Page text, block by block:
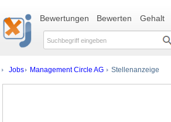
Bewertungen Bewerten Gehalt
Jobs Management Circle AG Stellenanzeige